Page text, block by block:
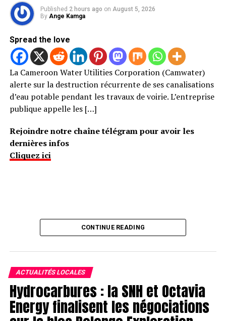
Published 2 hours ago on August 5, 2026
By Ange Kamga
Spread the love
La Cameroon Water Utilities Corporation (Camwater)
alerte sur la destruction récurrente de ses canalisations
d’eau potable pendant les travaux de voirie. L’entreprise
publique appelle les […]
Rejoindre notre chaîne télégram pour avoir les
dernières infos
Cliquez ici
CONTINUE READING
ACTUALITÉS LOCALES
Hydrocarbures : la SNH et Octavia
Energy finalisent les négociations